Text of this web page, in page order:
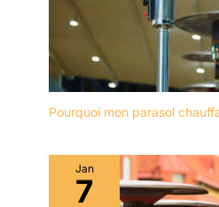
Pourquoi mon parasol
Jan
7